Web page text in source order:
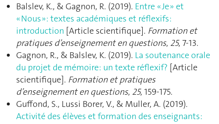
Balslev, K., & Gagnon, R. (2019). Entre « Je » et
« Nous »: textes académiques et réflexifs:
introduction [Article scientifique]. Formation et
pratiques d’enseignement en questions, 25, 7‑13.
Gagnon, R., & Balslev, K. (2019). La soutenance orale
du projet de mémoire: un texte réflexif? [Article
scientifique]. Formation et pratiques
d’enseignement en questions, 25, 159‑175.
Guffond, S., Lussi Borer, V., & Muller, A. (2019).
Activité des élèves et formation des enseignants: